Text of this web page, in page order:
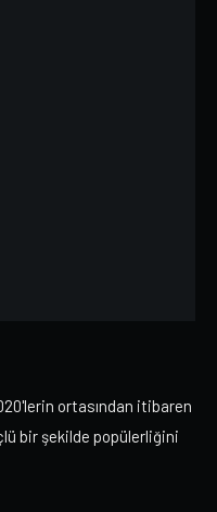
ortasından itibaren
bir şekilde popülerliğini